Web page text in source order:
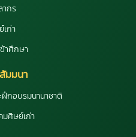
กร
เก่า
าศึกษา
มมนา
กอบรมนานาชาติ
ศิษย์เก่า